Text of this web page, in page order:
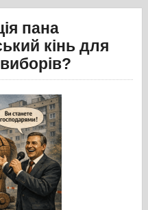
пана
кінь для